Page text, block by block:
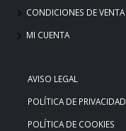
CONDICIONES DE VENTA
MI CUENTA
AVISO LEGAL
POLÍTICA DE PRIVACIDAD
POLÍTICA DE COOKIES